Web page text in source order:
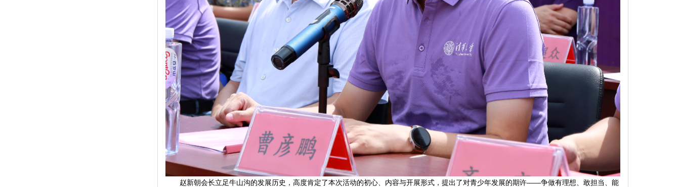
赵新朝会长立足牛山沟的发展历史，高度肯定了本次活动的初心、内容与开展形式，提出了对青少年发展的期许——争做有理想、敢担当、能